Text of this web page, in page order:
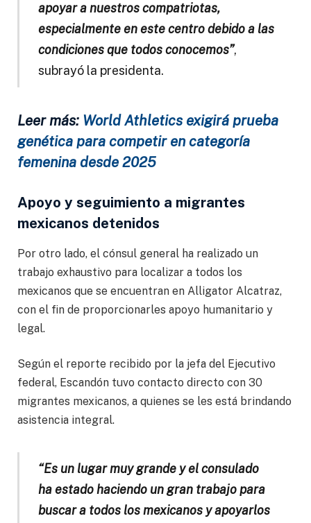
apoyar a nuestros compatriotas,
especialmente en este centro debido a las
condiciones que todos conocemos”,
subrayó la presidenta.
Leer más: World Athletics exigirá prueba
genética para competir en categoría
femenina desde 2025
Apoyo y seguimiento a migrantes
mexicanos detenidos
Por otro lado, el cónsul general ha realizado un
trabajo exhaustivo para localizar a todos los
mexicanos que se encuentran en Alligator Alcatraz,
con el fin de proporcionarles apoyo humanitario y
legal.
Según el reporte recibido por la jefa del Ejecutivo
federal, Escandón tuvo contacto directo con 30
migrantes mexicanos, a quienes se les está brindando
asistencia integral.
“Es un lugar muy grande y el consulado
ha estado haciendo un gran trabajo para
buscar a todos los mexicanos y apoyarlos